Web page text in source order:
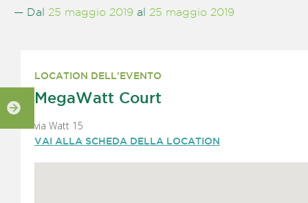
— Dal 25 maggio 2019 al 25 maggio 2019
LOCATION DELL'EVENTO
MegaWatt Court
via Watt 15
VAI ALLA SCHEDA DELLA LOCATION